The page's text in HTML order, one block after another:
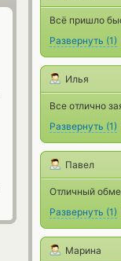
Всё пришло
Развернуть (1)
Илья
Все отлично
Развернуть (1)
Павел
Отличный
Развернуть (1)
Марина